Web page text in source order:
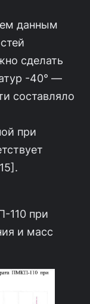
данным
сделать
-40° —
составляло
при
110 при
и масс